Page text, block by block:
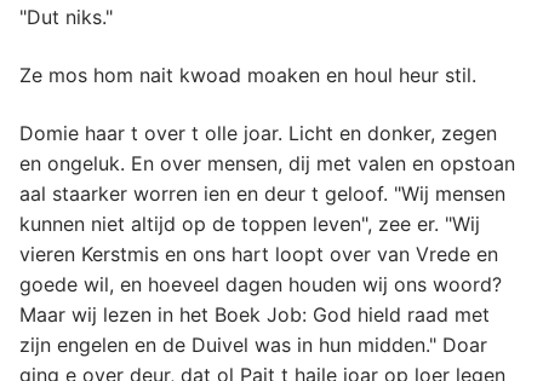
"Dut niks."
Ze mos hom nait kwoad moaken en houl heur stil.
Domie haar t over t olle joar. Licht en donker, zegen
en ongeluk. En over mensen, dij met valen en opstoan
aal staarker worren ien en deur t geloof. "Wij mensen
kunnen niet altijd op de toppen leven", zee er. "Wij
vieren Kerstmis en ons hart loopt over van Vrede en
goede wil, en hoeveel dagen houden wij ons woord?
Maar wij lezen in het Boek Job: God hield raad met
zijn engelen en de Duivel was in hun midden." Doar
ging e over deur, dat ol Pait t haile joar op loer legen